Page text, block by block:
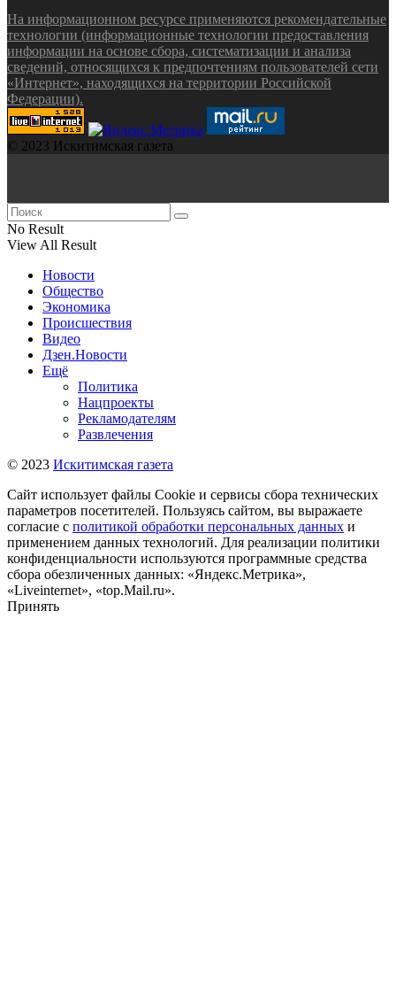
На информационном ресурсе применяются рекомендательные
технологии (информационные технологии предоставления
информации на основе сбора, систематизации и анализа
сведений, относящихся к предпочтениям пользователей сети
«Интернет», находящихся на территории Российской
Федерации).
© 2023 Искитимская газета
No Result
View All Result
Новости
Общество
Экономика
Происшествия
Видео
Дзен.Новости
Ещё
Политика
Нацпроекты
Рекламодателям
Развлечения
© 2023 Искитимская газета
Сайт использует файлы Cookie и сервисы сбора технических
параметров посетителей. Пользуясь сайтом, вы выражаете
согласие с политикой обработки персональных данных и
применением данных технологий. Для реализации политики
конфиденциальности используются программные средства
сбора обезличенных данных: «Яндекс.Метрика»,
«Liveinternet», «top.Mail.ru».
Принять